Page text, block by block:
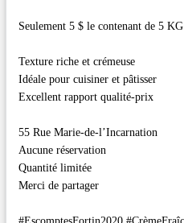
Seulement 5 $ le contenant de 5 KG
Texture riche et crémeuse
Idéale pour cuisiner et pâtisser
Excellent rapport qualité-prix
55 Rue Marie-de-l’Incarnation
Aucune réservation
Quantité limitée
Merci de partager